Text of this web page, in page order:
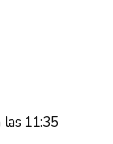
las 11:35